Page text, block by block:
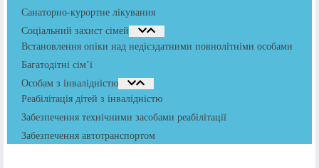
Санаторно-курортне лікування
Соціальний захист сімей
Встановлення опіки над недієздатними повнолітніми особами
Багатодітні сім’ї
Особам з інвалідністю
Реабілітація дітей з інвалідністю
Забезпечення технічними засобами реабілітації
Забезпечення автотранспортом